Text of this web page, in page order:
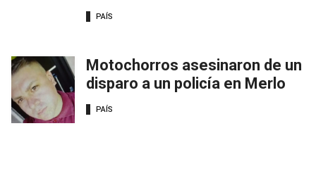
PAÍS
Motochorros asesinaron de un
disparo a un policía en Merlo
PAÍS